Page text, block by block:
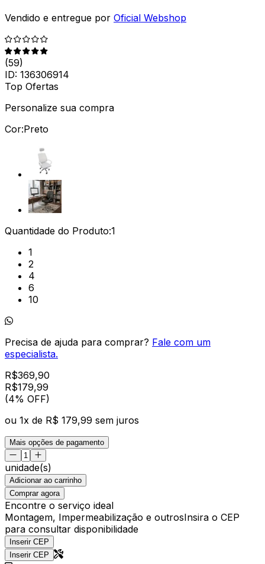
Vendido e entregue por Oficial Webshop
(59)
ID: 136306914
Top Ofertas
Personalize sua compra
Cor:Preto
Quantidade do Produto:1
1
2
4
6
10
Precisa de ajuda para comprar? Fale com um
especialista.
R$369,90
R$179,99
(4% OFF)
ou 1x de R$ 179,99 sem juros
Mais opções de pagamento
unidade(s)
Adicionar ao carrinho
Comprar agora
Encontre o serviço ideal
Montagem, Impermeabilização e outrosInsira o CEP
para consultar disponibilidade
Inserir CEP
Inserir CEP